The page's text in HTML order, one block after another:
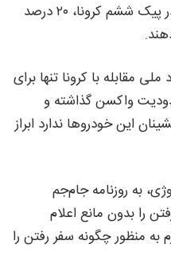
به گفته مقامات بهداشتی ایران، در پیک ششم کرونا، ۲۰ درصد
مقابله با کرونا تنها برای
واکسن گذاشته و
این خودروها ندارد ابراز
به روزنامه جام‌جم
را بدون مانع اعلام
منظور چگونه سفر رفتن را